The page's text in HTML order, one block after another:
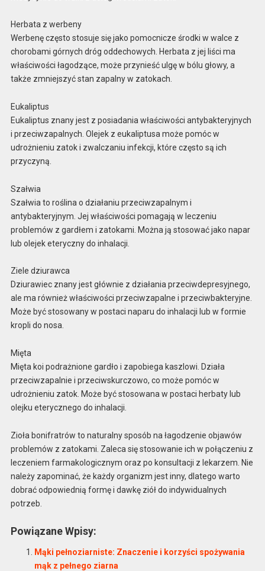
Herbata z werbeny
Werbenę często stosuje się jako pomocnicze środki w walce z
chorobami górnych dróg oddechowych. Herbata z jej liści ma
właściwości łagodzące, może przynieść ulgę w bólu głowy, a
także zmniejszyć stan zapalny w zatokach.
Eukaliptus
Eukaliptus znany jest z posiadania właściwości antybakteryjnych
i przeciwzapalnych. Olejek z eukaliptusa może pomóc w
udrożnieniu zatok i zwalczaniu infekcji, które często są ich
przyczyną.
Szałwia
Szałwia to roślina o działaniu przeciwzapalnym i
antybakteryjnym. Jej właściwości pomagają w leczeniu
problemów z gardłem i zatokami. Można ją stosować jako napar
lub olejek eteryczny do inhalacji.
Ziele dziurawca
Dziurawiec znany jest głównie z działania przeciwdepresyjnego,
ale ma również właściwości przeciwzapalne i przeciwbakteryjne.
Może być stosowany w postaci naparu do inhalacji lub w formie
kropli do nosa.
Mięta
Mięta koi podrażnione gardło i zapobiega kaszlowi. Działa
przeciwzapalnie i przeciwskurczowo, co może pomóc w
udrożnieniu zatok. Może być stosowana w postaci herbaty lub
olejku eterycznego do inhalacji.
Zioła bonifratrów to naturalny sposób na łagodzenie objawów
problemów z zatokami. Zaleca się stosowanie ich w połączeniu z
leczeniem farmakologicznym oraz po konsultacji z lekarzem. Nie
należy zapominać, że każdy organizm jest inny, dlatego warto
dobrać odpowiednią formę i dawkę ziół do indywidualnych
potrzeb.
Powiązane Wpisy:
Mąki pełnoziarniste: Znaczenie i korzyści spożywania
mąk z pełnego ziarna